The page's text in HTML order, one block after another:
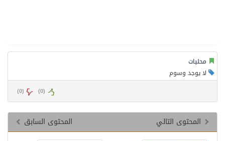
محليات
لا يوجد وسوم
(
0
) (
0
)
المحتوى السابق المحتوى التالي